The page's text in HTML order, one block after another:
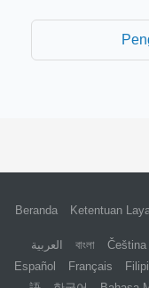
Beranda Ketentuan
العربية বাংলা Čeština
Español
Français